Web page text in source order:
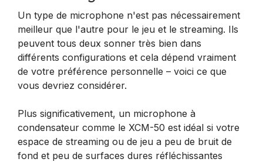
Un type de microphone n'est pas nécessairement
meilleur que l'autre pour le jeu et le streaming. Ils
peuvent tous deux sonner très bien dans
différents configurations et cela dépend vraiment
de votre préférence personnelle – voici ce que
vous devriez considérer.
Plus significativement, un microphone à
condensateur comme le XCM-50 est idéal si votre
espace de streaming ou de jeu a peu de bruit de
fond et peu de surfaces dures réfléchissantes